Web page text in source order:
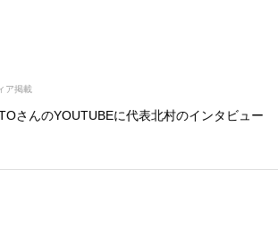
ア掲載
さんのYOUTUBEに代表北村のインタビュー